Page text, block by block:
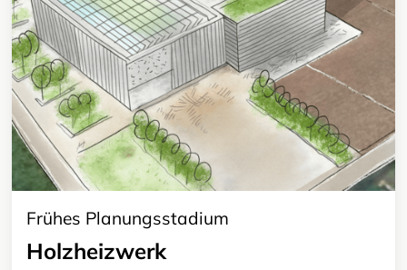
Frühes Planungsstadium
Holzheizwerk